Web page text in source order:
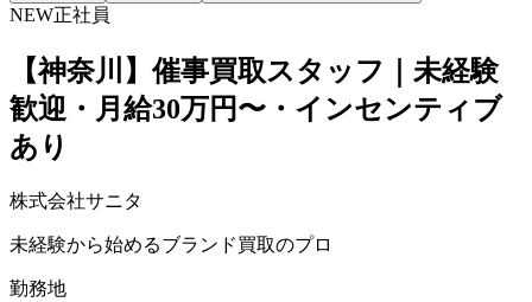
NEW正社員
【神奈川】催事買取スタッフ｜未経験
歓迎・月給30万円〜・インセンティブ
あり
株式会社サニタ
未経験から始めるブランド買取のプロ
勤務地